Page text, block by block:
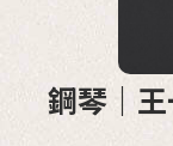
鋼琴｜